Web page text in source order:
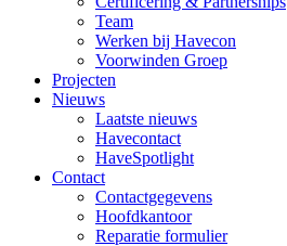
Team
Werken bij Havecon
Voorwinden Groep
Projecten
Nieuws
Laatste nieuws
Havecontact
HaveSpotlight
Contact
Contactgegevens
Hoofdkantoor
Reparatie formulier